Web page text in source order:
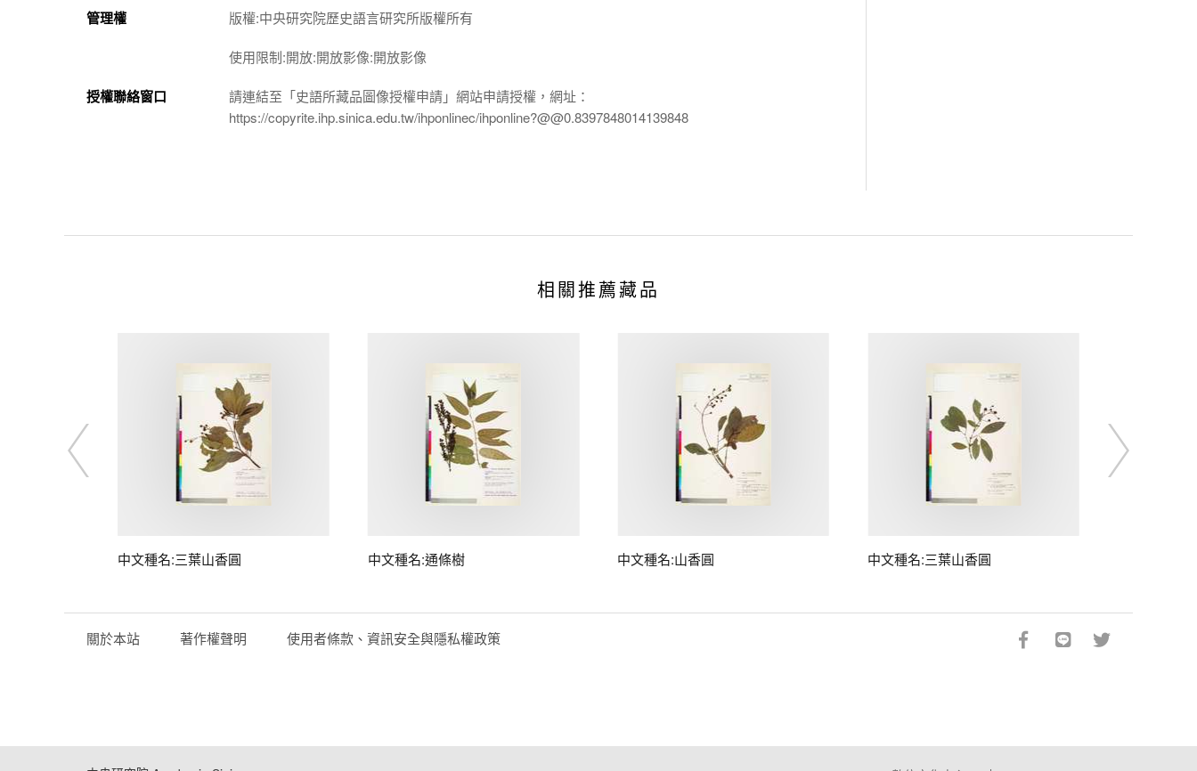
管理權 版權:中央研究院歷史語言研究所版權所有
使用限制:開放:開放影像:開放影像
授權聯絡窗口
請連結至「史語所藏品圖像授權申請」網站申請授權，網址：
https://copyrite.ihp.sinica.edu.tw/ihponlinec/ihponline?@@0.8397848014139848
相關推薦藏品
中文種名:三葉山香圓 中文種名:通條樹 中文種名:山香圓 中文種名:三葉山香圓
關於本站 著作權聲明 使用者條款、資訊安全與隱私權政策